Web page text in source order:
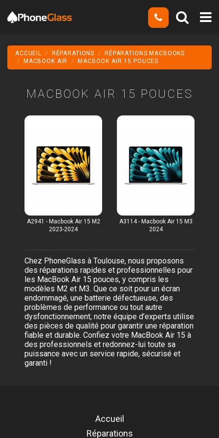
ACCUEIL RÉPARATIONS
RÉPARATIONS MACBOOKS
MACBOOK AIR
MACBOOK AIR 15 POUCES
MACBOOK AIR 15 POUCES
A2941 - Macbook Air 15 M2
2023-2024
A3114 - Macbook Air 15 M3
2024
Chez PhoneGlass à Toulouse, nous proposons
des réparations rapides et professionnelles pour
les MacBook Air 15 pouces, y compris les
modèles M2 et M3. Que ce soit pour un écran
endommagé, une batterie défectueuse, des
problèmes de performance ou tout autre
dysfonctionnement, notre équipe d’experts utilise
des pièces de qualité pour garantir une réparation
fiable et durable. Confiez votre MacBook Air 15 à
des professionnels et redonnez-lui toute sa
puissance avec un service rapide, sécurisé et
garanti !
Accueil
Réparations